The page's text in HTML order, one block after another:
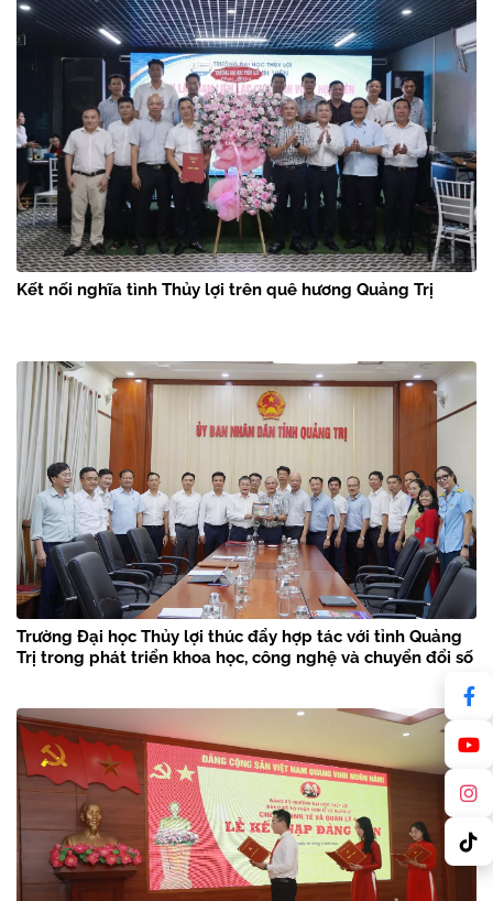
Kết nối nghĩa tình Thủy lợi trên quê hương Quảng Trị
Trường Đại học Thủy lợi thúc đẩy hợp tác với tỉnh Quảng
Trị trong phát triển khoa học, công nghệ và chuyển đổi số